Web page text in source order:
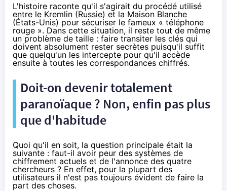
L'histoire raconte qu'il s'agirait du procédé utilisé
entre le Kremlin (Russie) et la Maison Blanche
(États-Unis) pour sécuriser le fameux « téléphone
rouge ». Dans cette situation, il reste tout de même
un problème de taille : faire transiter les clés qui
doivent absolument rester secrètes puisqu'il suffit
que quelqu'un les intercepte pour qu'il accède
ensuite à toutes les correspondances chiffrés.
Doit-on devenir totalement
paranoïaque ? Non, enfin pas plus
que d'habitude
Quoi qu'il en soit, la question principale était la
suivante : faut-il avoir peur des systèmes de
chiffrement actuels et de l'annonce des quatre
chercheurs ? En effet, pour la plupart des
utilisateurs il n'est pas toujours évident de faire la
part des choses.